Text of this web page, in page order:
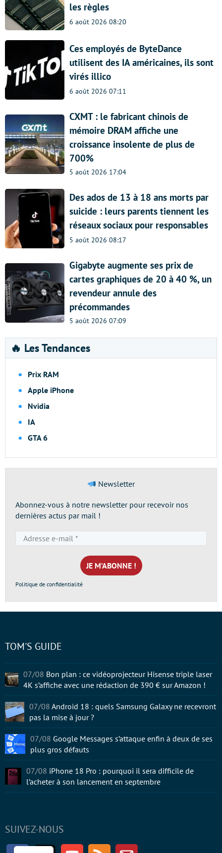
les règles
6 août 2026 08:20
Ces employés de ByteDance
utilisent des IA américaines, ils sont
virés illico
6 août 2026 07:11
CXMT : le fabricant chinois de
mémoire DRAM affiche une
croissance insolente de plus de
700%
5 août 2026 17:04
Des ados de 13 à 18 ans morts par
suicide : leurs parents tiennent les
réseaux sociaux pour responsables
5 août 2026 08:17
Gigabyte augmente ses prix de
cartes graphiques de 20 à 40 %, un
revendeur annule des
précommandes
5 août 2026 07:09
🔥 Les Tendances
Prix RAM
Apple iPhone
Nvidia
IA
GTA 6
Newsletter
Abonnez-vous à notre newsletter pour recevoir nos
dernières actus par mail !
e-
mail
*
Politique de confidentialité
SUIVEZ-NOUS
FacebookTwitter Youtube RSS Newsletter
TOM'S GUIDE
07/08 Bon plan : ce vidéoprojecteur Hisense triple laser
4K s’affiche avec une rédaction de 390 € sur Amazon !
07/08 Android 18 : quels Samsung Galaxy ne recevront
pas la mise à jour ?
07/08 Google Messages s’attaque enfin à deux de ses
plus gros défauts
07/08 iPhone 18 Pro : pourquoi il sera difficile de
l’acheter à son lancement en septembre